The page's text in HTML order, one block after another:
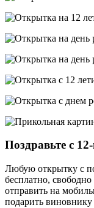
Поздравьте с
Любую открытку с
бесплатно,
отправить на
подарить